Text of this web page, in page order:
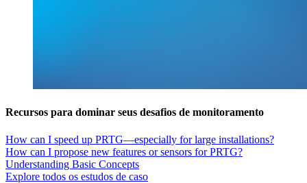
Recursos para dominar seus desafios de monitoramento
How can I speed up PRTG—especially for large installations?
How can I propose new features or sensors for PRTG?
Understanding Basic Concepts
Explore todos os estudos de caso